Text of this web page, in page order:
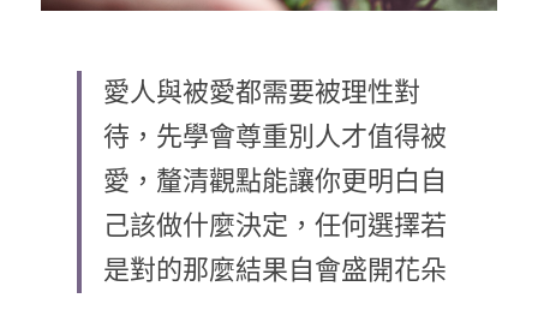
愛人與被愛都需要被理性對
待，先學會尊重別人才值得被
愛，釐清觀點能讓你更明白自
己該做什麼決定，任何選擇若
是對的那麼結果自會盛開花朵